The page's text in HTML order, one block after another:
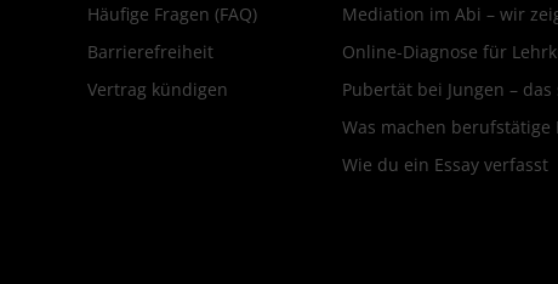
Häufige Fragen (FAQ)
Barrierefreiheit
Vertrag kündigen
Mediation im Abi – wir
Online-Diagnose für
Pubertät bei Jungen –
Was machen
Wie du ein Essay verfasst